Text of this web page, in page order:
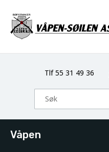
Tlf 55 31 49 36
Våpen